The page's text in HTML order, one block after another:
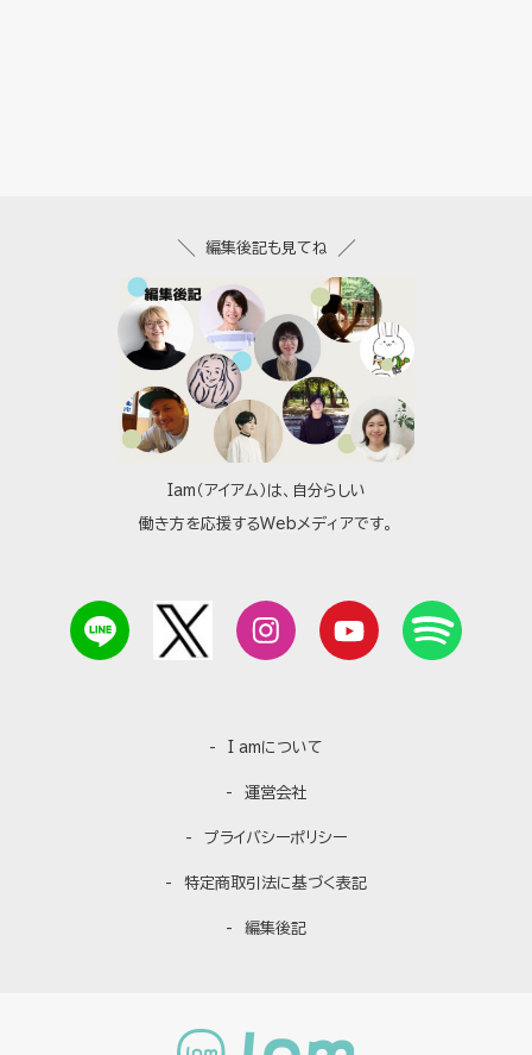
Iam（アイアム）は、自分らしい
働き方を応援するWebメディアです。
I amについて
運営会社
プライバシーポリシー
特定商取引法に基づく表記
編集後記
編集後記も見てね